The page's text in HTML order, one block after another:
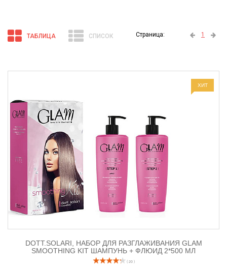
ТАБЛИЦА СПИСОК Страница: 1
ХИТ
DOTT.SOLARI, НАБОР ДЛЯ РАЗГЛАЖИВАНИЯ GLAM
SMOOTHING KIT ШАМПУНЬ + ФЛЮИД 2*500 МЛ
( 20 )